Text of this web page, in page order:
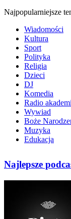
Najpopularniejsze
Wiadomości
Kultura
Sport
Polityka
Religia
Dzieci
DJ
Komedia
Radio
Wywiad
Boże
Muzyka
Edukacja
Najlepsze